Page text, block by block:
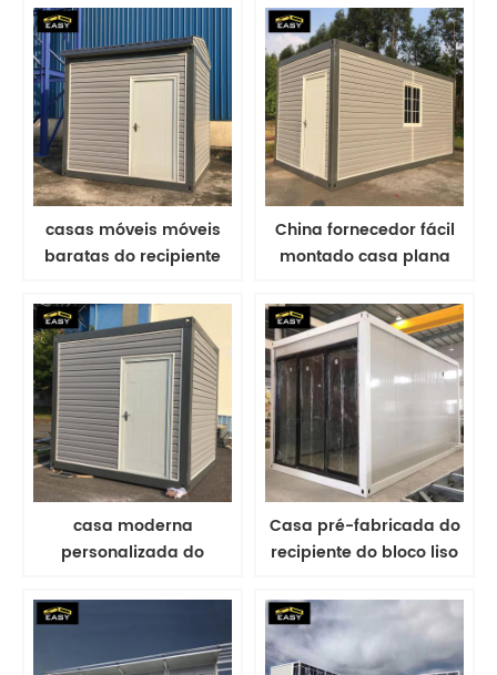
casa viva do recipiente
do recipiente
casas móveis móveis
baratas do recipiente
China fornecedor fácil
montado casa plana
recipiente casa
casa moderna
personalizada do
da casa casa moderna
do recipiente da casa
pré-fabricada
Casa pré-fabricada do
recipiente do bloco liso
/ dormitório